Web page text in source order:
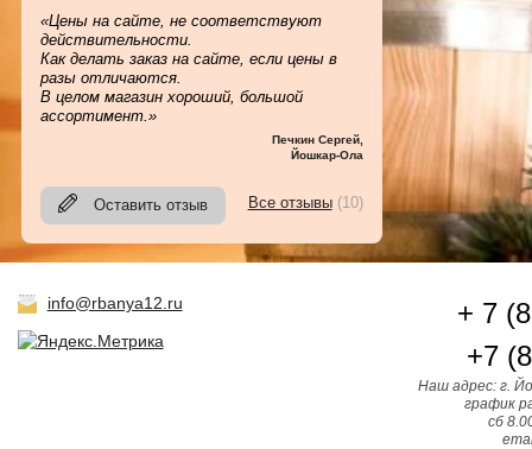
«Цены на сайте, не соответствуют
действительности.
Как делать заказ на сайте, если цены в
разы отличаются.
В целом магазин хороший, большой
ассортимент.»
Печкин Сергей,
Йошкар-Ола
Оставить отзыв Все отзывы(10)
info@rbanya12.ru
+ 7
+7
Наш адрес: г.
график
сб